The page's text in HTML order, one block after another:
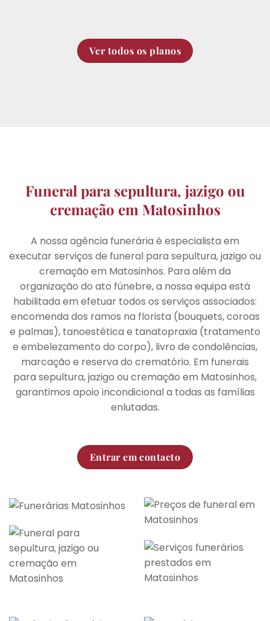
Ver todos os planos
Funeral para sepultura, jazigo ou
cremação em Matosinhos
A nossa agência funerária é especialista em
executar serviços de funeral para sepultura, jazigo ou
cremação em Matosinhos. Para além da
organização do ato fúnebre, a nossa equipa está
habilitada em efetuar todos os serviços associados:
encomenda dos ramos na florista (bouquets, coroas
e palmas), tanoestética e tanatopraxia (tratamento
e embelezamento do corpo), livro de condolências,
marcação e reserva do crematório. Em funerais
para sepultura, jazigo ou cremação em Matosinhos,
garantimos apoio incondicional a todas as famílias
enlutadas.
Entrar em contacto